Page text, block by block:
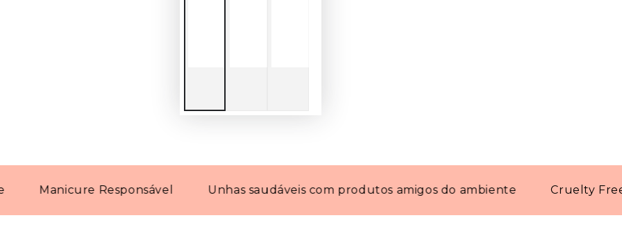
Responsável Unhas saudáveis com produtos amigos do ambiente Cruelty Free